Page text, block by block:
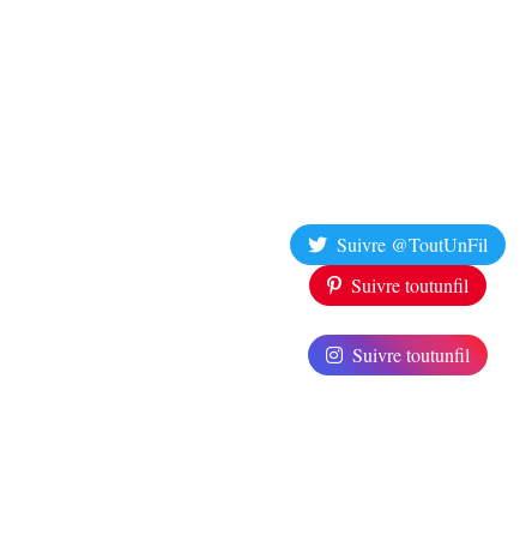
Suivre @ToutUnFil
Suivre toutunfil
Suivre toutunfil